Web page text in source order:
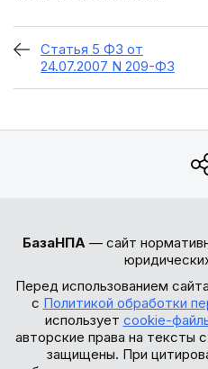
Статья 5 ФЗ от
24.07.2007 N 209-ФЗ
БазаНПА — сайт
Перед использованием
с Политикой обработки
использует cookie-
авторские права на тексты
защищены. При